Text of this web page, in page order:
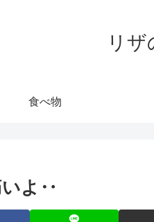
リ
食べ物
いよ‥